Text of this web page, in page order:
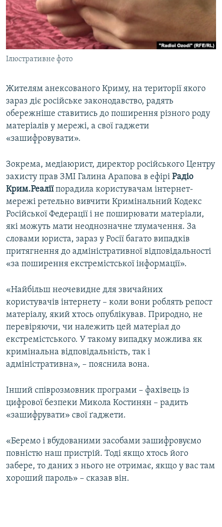
ВІДЕОУРОКИ «ELIFBE»
СВІДЧЕННЯ ОКУПАЦІЇ
УКРАЇНСЬКА ПРОБЛЕМА КРИМУ
ІНФОГРАФІКА
Русский
Qırımtatar
ДОЛУЧАЙСЯ!
Усі сайти RFE/RL
Ілюстративне фото
Жителям анексованого Криму, на території якого
зараз діє російське законодавство, радять
обережніше ставитись до поширення різного роду
матеріалів у мережі, а свої гаджети
«зашифровувати».
Зокрема, медіаюрист, директор російського Центру
захисту прав ЗМІ Галина Арапова в ефірі Радіо
Крим.Реаліїпорадила користувачам інтернет-
мережі ретельно вивчити Кримінальний Кодекс
Російської Федерації і не поширювати матеріали,
які можуть мати неоднозначне тлумачення. За
словами юриста, зараз у Росії багато випадків
притягнення до адміністративної відповідальності
«за поширення екстремістської інформації».
«Найбільш неочевидне для звичайних
користувачів інтернету – коли вони роблять репост
матеріалу, який хтось опублікував. Природно, не
перевіряючи, чи належить цей матеріал до
екстремістського. У такому випадку можлива як
кримінальна відповідальність, так і
адміністративна», – пояснила вона.
Інший співрозмовник програми – фахівець із
цифрової безпеки Микола Костинян – радить
«зашифрувати» свої ґаджети.
«Беремо і вбудованими засобами зашифровуємо
повністю наш пристрій. Тоді якщо хтось його
забере, то даних з нього не отримає, якщо у вас там
хороший пароль» – сказав він.